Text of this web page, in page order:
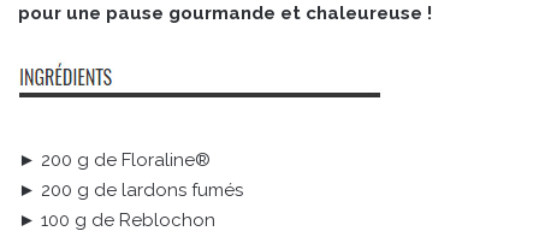
pour une pause gourmande et chaleureuse !
► 200 g de Floraline®
► 200 g de lardons fumés
► 100 g de Reblochon